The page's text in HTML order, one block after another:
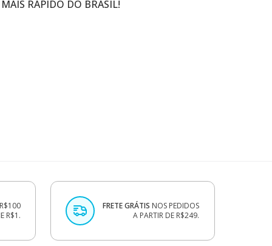
RÁPIDO DO BRASIL!
R$1.
FRETE GRÁTIS NOS PEDIDOS
A PARTIR DE R$249.